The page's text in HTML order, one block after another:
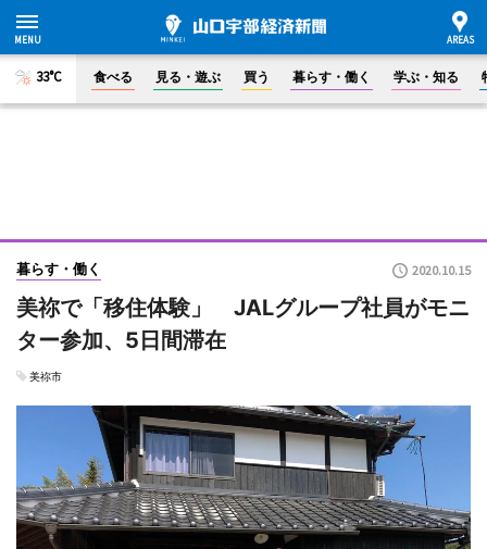
33°C 食べる 見る・遊ぶ 買う 暮らす・働く 学ぶ・知る
暮らす・働く 2020.10.15
美祢で「移住体験」 JALグループ社員がモニ
ター参加、5日間滞在
美祢市